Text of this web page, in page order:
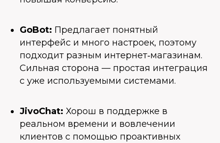
GoBot: Предлагает понятный
интерфейс и много настроек, поэтому
подходит разным интернет‑магазинам.
Сильная сторона — простая интеграция
с уже используемыми системами.
JivoChat: Хорош в поддержке в
реальном времени и вовлечении
клиентов с помощью проактивных